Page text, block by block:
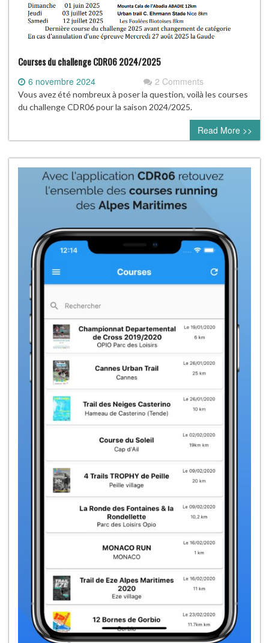
Courses du challenge CDR06 2024/2025
6 novembre 2024 2 Comments
Vous avez été nombreux à poser la question, voilà les courses
du challenge CDR06 pour la saison 2024/2025.
Read More >>